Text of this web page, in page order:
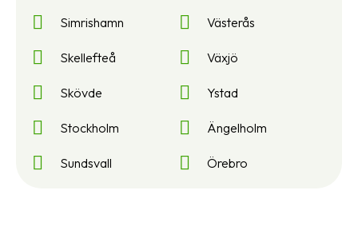
Simrishamn
Skellefteå
Skövde
Stockholm
Sundsvall
Västerås
Växjö
Ystad
Ängelholm
Örebro